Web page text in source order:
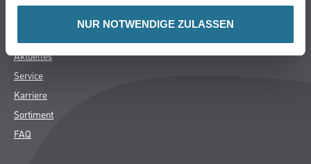
NUR NOTWENDIGE ZULASSEN
Über Uns
Aktuelles
Service
Karriere
Sortiment
FAQ